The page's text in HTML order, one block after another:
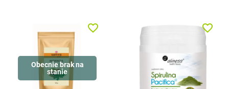
Obecnie brak na
stanie
favorite_border favorite_border